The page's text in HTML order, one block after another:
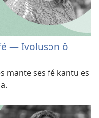
— Ivoluson ô
mante ses fé kantu es